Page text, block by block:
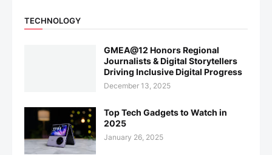
TECHNOLOGY
GMEA@12 Honors Regional
Journalists & Digital Storytellers
Driving Inclusive Digital Progress
December 13, 2025
Top Tech Gadgets to Watch in
2025
January 26, 2025